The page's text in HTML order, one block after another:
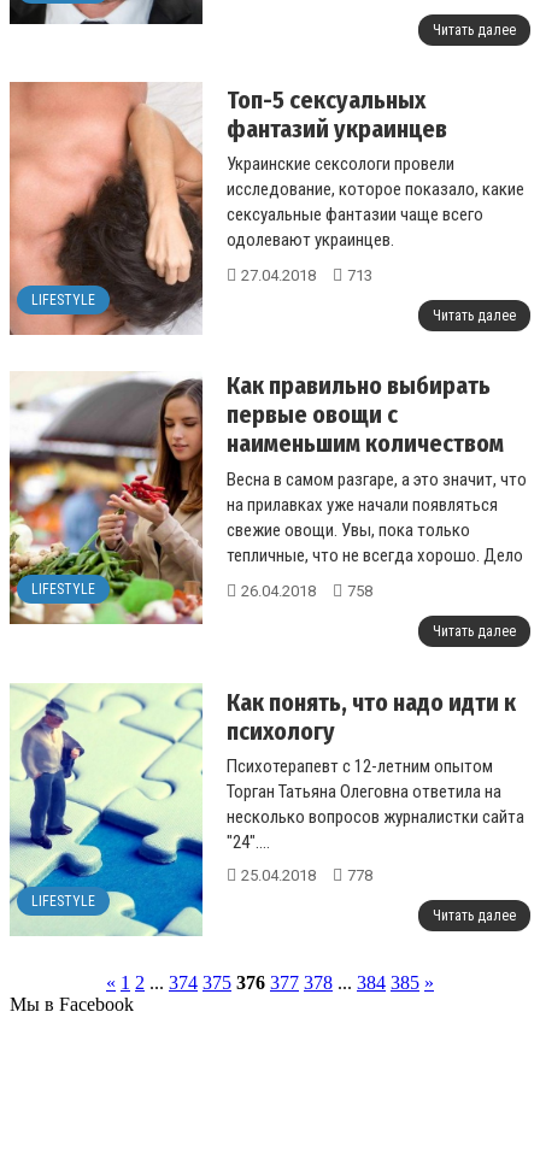
Читать далее
LIFESTYLE
Топ-5 сексуальных
фантазий украинцев
Украинские сексологи провели
исследование, которое показало, какие
сексуальные фантазии чаще всего
одолевают украинцев.
27.04.2018 713
Читать далее
LIFESTYLE
Как правильно выбирать
первые овощи с
наименьшим количеством
нитратов
Весна в самом разгаре, а это значит, что
на прилавках уже начали появляться
свежие овощи. Увы, пока только
тепличные, что не всегда хорошо. Дело
в том, что именно в тепличных овоща...
26.04.2018 758
Читать далее
LIFESTYLE
Как понять, что надо идти к
психологу
Психотерапевт с 12-летним опытом
Торган Татьяна Олеговна ответила на
несколько вопросов журналистки сайта
"24"....
25.04.2018 778
Читать далее
« 1 2 ... 374 375 376 377 378 ... 384 385 »
Мы в Facebook